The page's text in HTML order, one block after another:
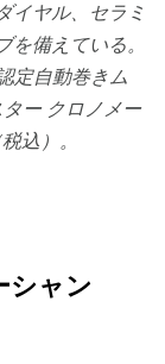
イヤル、セラミ
を備えている。
定自動巻きム
ー クロノメー
込）。
シャン